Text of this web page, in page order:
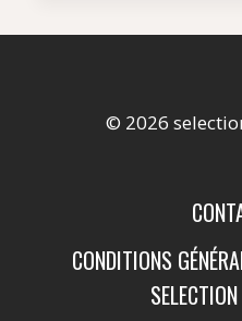
© 2026
CONDITIONS